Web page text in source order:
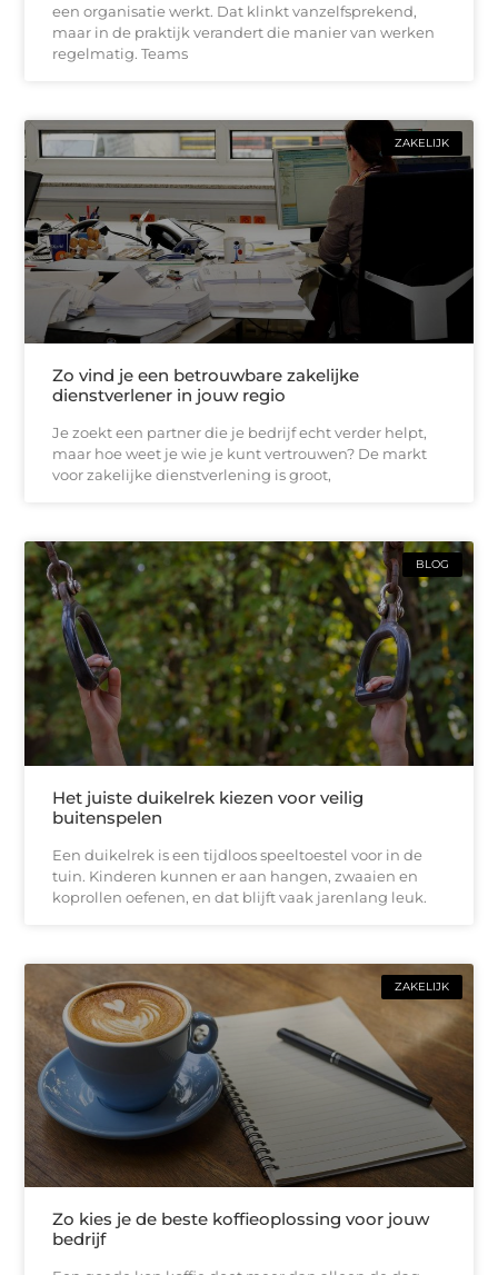
een organisatie werkt. Dat klinkt vanzelfsprekend,
maar in de praktijk verandert die manier van werken
regelmatig. Teams
ZAKELIJK
Zo vind je een betrouwbare zakelijke
dienstverlener in jouw regio
Je zoekt een partner die je bedrijf echt verder helpt,
maar hoe weet je wie je kunt vertrouwen? De markt
voor zakelijke dienstverlening is groot,
BLOG
Het juiste duikelrek kiezen voor veilig
buitenspelen
Een duikelrek is een tijdloos speeltoestel voor in de
tuin. Kinderen kunnen er aan hangen, zwaaien en
koprollen oefenen, en dat blijft vaak jarenlang leuk.
ZAKELIJK
Zo kies je de beste koffieoplossing voor jouw
bedrijf